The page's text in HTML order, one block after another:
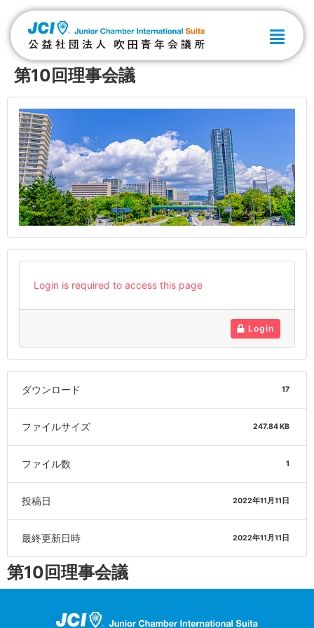
第10回理事会議
Login is required to access this page
Login
ダウンロード 17
ファイルサイズ 247.84 KB
ファイル数 1
投稿日 2022年11月11日
最終更新日時 2022年11月11日
第10回理事会議